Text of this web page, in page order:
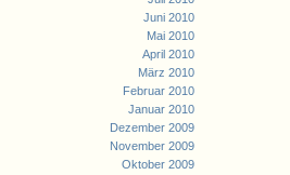
Juni 2010
Mai 2010
April 2010
März 2010
Februar 2010
Januar 2010
Dezember 2009
November 2009
Oktober 2009